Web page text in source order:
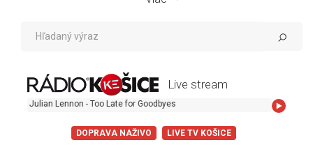
Live stream
Lennon - Too Late for Goodbyes
DOPRAVA NAŽIVO LIVE TV KOŠICE